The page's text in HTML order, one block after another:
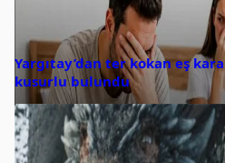
Yargıtay’dan ter kokan eş
kusurlu bulundu